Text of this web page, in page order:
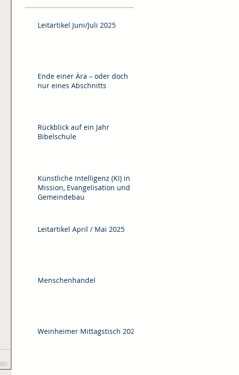
Leitartikel Juni/Juli 2025
Ende einer Ära – oder doch
nur eines Abschnitts
Rückblick auf ein Jahr
Bibelschule
Künstliche Intelligenz (KI) in
Mission, Evangelisation und
Gemeindebau
Leitartikel April / Mai 2025
Menschenhandel
Weinheimer Mittagstisch 2025